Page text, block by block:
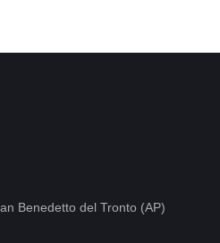
Benedetto del Tronto (AP)